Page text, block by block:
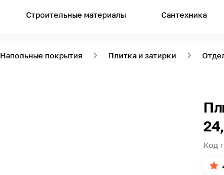
Строительные материалы Сантехника
Напольные покрытия Плитка и затирки
Код